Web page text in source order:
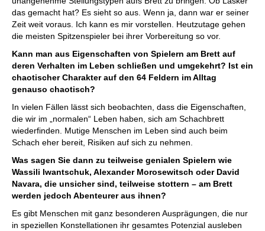
das gemacht hat? Es sieht so aus. Wenn ja, dann war er seiner
Zeit weit voraus. Ich kann es mir vorstellen. Heutzutage gehen
die meisten Spitzenspieler bei ihrer Vorbereitung so vor.
Kann man aus Eigenschaften von Spielern am Brett auf
deren Verhalten im Leben schließen und umgekehrt? Ist ein
chaotischer Charakter auf den 64 Feldern im Alltag
genauso chaotisch?
In vielen Fällen lässt sich beobachten, dass die Eigenschaften,
die wir im „normalen“ Leben haben, sich am Schachbrett
wiederfinden. Mutige Menschen im Leben sind auch beim
Schach eher bereit, Risiken auf sich zu nehmen.
Was sagen Sie dann zu teilweise genialen Spielern wie
Wassili Iwantschuk, Alexander Morosewitsch oder David
Navara, die unsicher sind, teilweise stottern – am Brett
werden jedoch Abenteurer aus ihnen?
Es gibt Menschen mit ganz besonderen Ausprägungen, die nur
in speziellen Konstellationen ihr gesamtes Potenzial ausleben